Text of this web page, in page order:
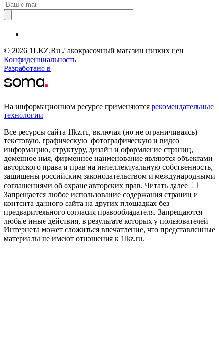
© 2026 1LKZ.Ru Лакокрасочный магазин низких цен
Конфиденциальность
Разработано в
На информационном ресурсе применяются рекомендательные
технологии.
Все ресурсы сайта 1lkz.ru, включая (но не ограничиваясь)
текстовую, графическую, фотографическую и видео
информацию, структуру, дизайн и оформление страниц,
доменное имя, фирменное наименование являются объектами
авторского права и прав на интеллектуальную собственность,
защищены российским законодательством и международными
соглашениями об охране авторских прав. Читать далее
Запрещается любое использование содержания страниц и
контента данного сайта на других площадках без
предварительного согласия правообладателя. Запрещаются
любые иные действия, в результате которых у пользователей
Интернета может сложиться впечатление, что представленные
материалы не имеют отношения к 1lkz.ru.